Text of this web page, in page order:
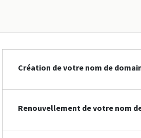
Création de votre nom de
Renouvellement de votre nom